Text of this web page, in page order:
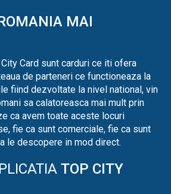
MAI
City Card sunt carduri ce iti ofera
de parteneri ce functioneaza la
fiind dezvoltate la nivel national, vin
sa calatoreasca mai mult prin
ca avem toate aceste locuri
fie ca sunt comerciale, fie ca sunt
le descopere in mod direct.
TOP CITY